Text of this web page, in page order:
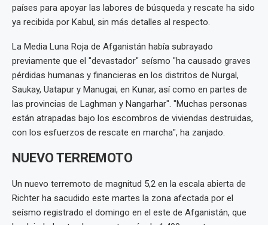
países para apoyar las labores de búsqueda y rescate ha sido
ya recibida por Kabul, sin más detalles al respecto.
La Media Luna Roja de Afganistán había subrayado
previamente que el "devastador" seísmo "ha causado graves
pérdidas humanas y financieras en los distritos de Nurgal,
Saukay, Uatapur y Manugai, en Kunar, así como en partes de
las provincias de Laghman y Nangarhar". "Muchas personas
están atrapadas bajo los escombros de viviendas destruidas,
con los esfuerzos de rescate en marcha", ha zanjado.
NUEVO TERREMOTO
Un nuevo terremoto de magnitud 5,2 en la escala abierta de
Richter ha sacudido este martes la zona afectada por el
seísmo registrado el domingo en el este de Afganistán, que